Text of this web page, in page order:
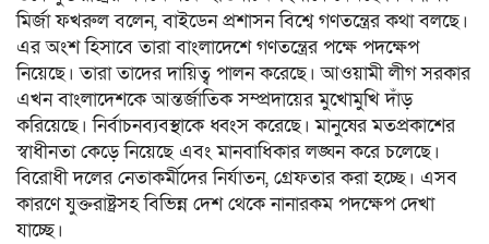
মির্জা ফখরুল বলেন, বাইডেন প্রশাসন বিশ্বে গণতন্ত্রের কথা বলছে।
এর অংশ হিসাবে তারা বাংলাদেশে গণতন্ত্রের পক্ষে পদক্ষেপ
নিয়েছে। তারা তাদের দায়িত্ব পালন করেছে। আওয়ামী লীগ সরকার
এখন বাংলাদেশকে আন্তর্জাতিক সম্প্রদায়ের মুখোমুখি দাঁড়
করিয়েছে। নির্বাচনব্যবস্থাকে ধ্বংস করেছে। মানুষের মতপ্রকাশের
স্বাধীনতা কেড়ে নিয়েছে এবং মানবাধিকার লঙ্ঘন করে চলেছে।
বিরোধী দলের নেতাকর্মীদের নির্যাতন, গ্রেফতার করা হচ্ছে। এসব
কারণে যুক্তরাষ্ট্রসহ বিভিন্ন দেশ থেকে নানারকম পদক্ষেপ দেখা
যাচ্ছে।